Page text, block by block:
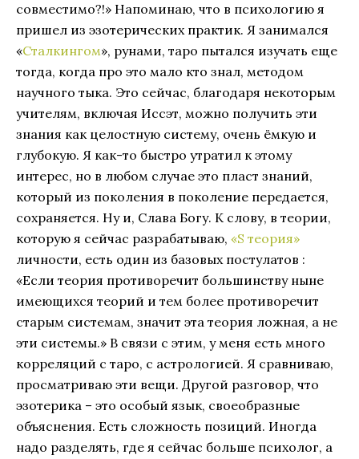
совместимо?!» Напоминаю, что в психологию я
пришел из эзотерических практик. Я занимался
«Сталкингом», рунами, таро пытался изучать еще
тогда, когда про это мало кто знал, методом
научного тыка. Это сейчас, благодаря некоторым
учителям, включая Иссэт, можно получить эти
знания как целостную систему, очень ёмкую и
глубокую. Я как-то быстро утратил к этому
интерес, но в любом случае это пласт знаний,
который из поколения в поколение передается,
сохраняется. Ну и, Слава Богу. К слову, в теории,
которую я сейчас разрабатываю, «S теория»
личности, есть один из базовых постулатов :
«Если теория противоречит большинству ныне
имеющихся теорий и тем более противоречит
старым системам, значит эта теория ложная, а не
эти системы.» В связи с этим, у меня есть много
корреляций с таро, с астрологией. Я сравниваю,
просматриваю эти вещи. Другой разговор, что
эзотерика – это особый язык, своеобразные
объяснения. Есть сложность позиций. Иногда
надо разделять, где я сейчас больше психолог, а